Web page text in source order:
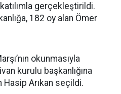
gerçekleştirildi.
182 oy alan Ömer
okunmasıyla
kurulu başkanlığına
Hasip Arıkan seçildi.